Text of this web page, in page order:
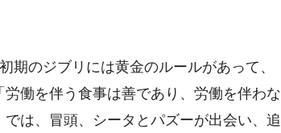
期のジブリには黄金のルールがあって、
働を伴う食事は善であり、労働を伴わな
は、冒頭、シータとパズーが出会い、追